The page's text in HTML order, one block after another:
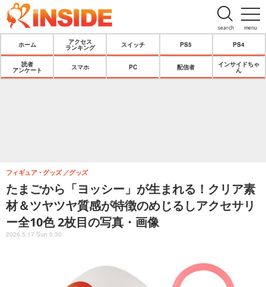
menu
search
ホーム
アクセス
ランキング
スイッチ PS5 PS4
読者
アンケート
スマホ PC 配信者
インサイドちゃ
ん
たまごから「ヨッシー」が生まれる！クリア素
材＆ツヤツヤ質感が特徴のめじるしアクセサリ
ー全10色 2枚目の写真・画像
フィギュア・グッズ グッズ
2026.5.17 Sun 0:30